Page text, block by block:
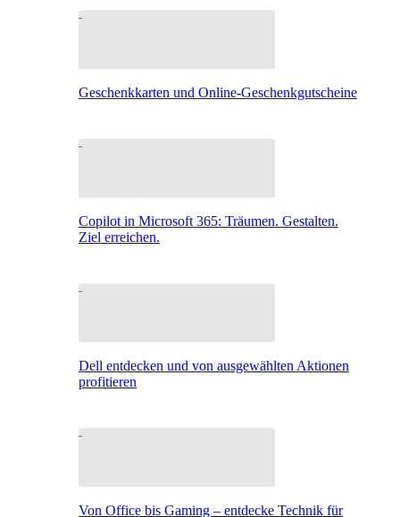
Geschenkkarten und Online-Geschenkgutscheine
Copilot in Microsoft 365: Träumen. Gestalten.
Ziel erreichen.
Dell entdecken und von ausgewählten Aktionen
profitieren
Von Office bis Gaming – entdecke Technik für